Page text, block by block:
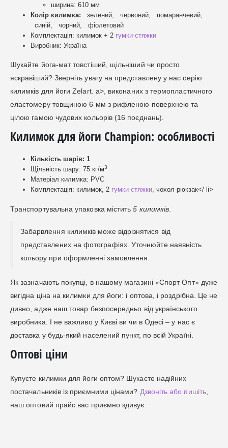
ширина: 610 мм
Колір килимка:
зелений, червоний,
помаранчевий,
синій,
чорний,
фіолетовий
Комплектація: килимок + 2 гумки-стяжки
Виробник: Україна
Шукайте йога-мат товстіший, щільніший чи просто
яскравіший? Зверніть увагу на представлену у нас серію
килимків для йоги Zelart. a>, виконаних з термопластичного
еластомеру товщиною 6 мм з рифленою поверхнею та
цілою гамою чудових кольорів (16 поєднань).
Килимок для йоги Champion: особливості
Кількість шарів: 1
Щільність шару: 75 кг/м3
Матеріал килимка: PVC
Комплектація: килимок, 2 гумки-стяжки, чохол-рюкзак</ li>
Транспортувальна упаковка містить5 килимків
Забарвлення килимків може відрізнятися від
представлених на фотографіях. Уточнюйте наявність
кольору при оформленні замовлення.
Як зазначають покупці, в нашому магазині «Спорт Опт» дуже
вигідна ціна на килимки для йоги: і оптова, і роздрібна. Це не
дивно, адже наш товар безпосередньо від українського
виробника. І не важливо у Києві ви чи в Одесі – у нас є
доставка у будь-який населений пункт, по всій Україні.
Оптові ціни
Купуєте килимки для йоги оптом? Шукаєте надійних
постачальників із приємними цінами? Дзвоніть або пишіть,
наш оптовий прайс вас приємно здивує.